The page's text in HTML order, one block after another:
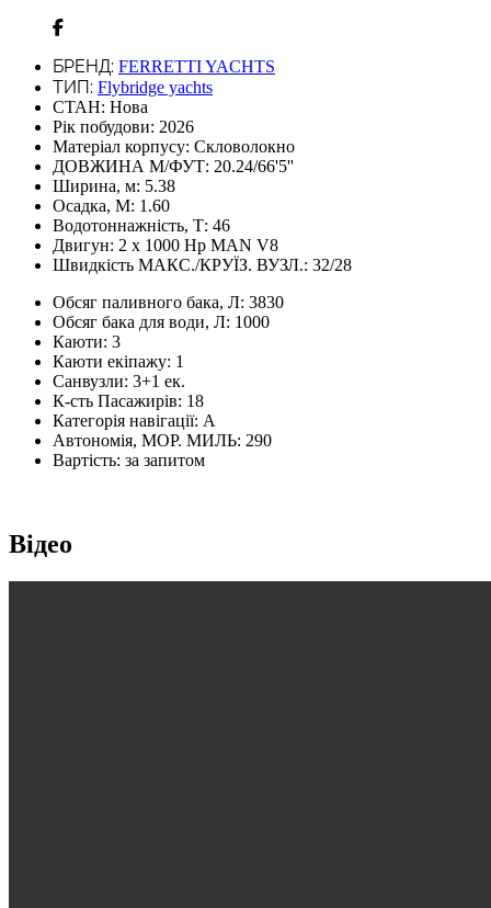
БРЕНД: FERRETTI YACHTS
ТИП: Flybridge yachts
СТАН: Нова
Рік побудови: 2026
Матеріал корпусу: Скловолокно
ДОВЖИНА М/ФУТ: 20.24/66'5''
Ширина, м: 5.38
Осадка, М: 1.60
Водотоннажність, Т: 46
Двигун: 2 х 1000 Hp MAN V8
Швидкість МАКС./КРУЇЗ. ВУЗЛ.: 32/28
Обсяг паливного бака, Л: 3830
Обсяг бака для води, Л: 1000
Каюти: 3
Каюти екіпажу: 1
Санвузли: 3+1 ек.
К-сть Пасажирів: 18
Категорія навігації: А
Автономія, МОР. МИЛЬ: 290
Вартість: за запитом
Відео